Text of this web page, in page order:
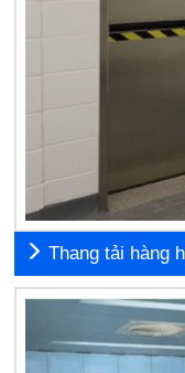
Thang tải hàng